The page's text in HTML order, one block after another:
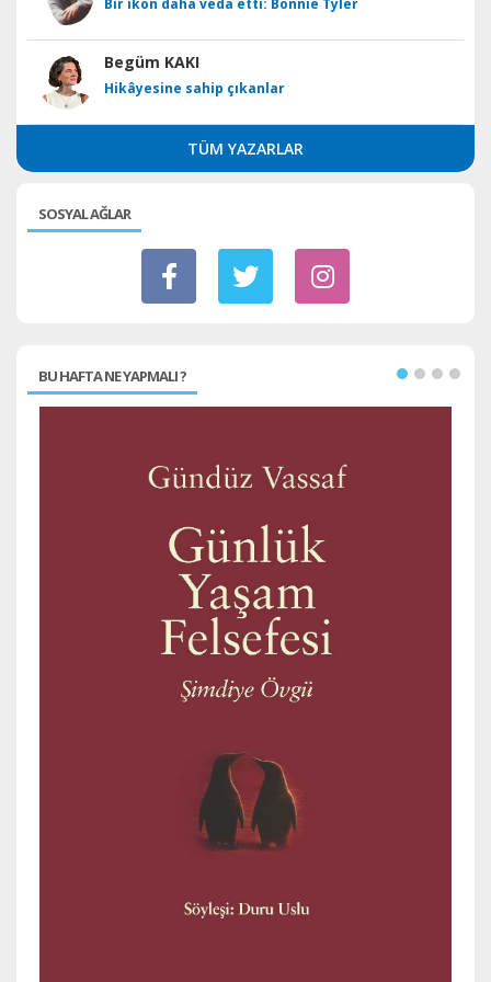
Bir ikon daha veda etti: Bonnie Tyler
Begüm KAKI
Hikâyesine sahip çıkanlar
TÜM YAZARLAR
SOSYAL AĞLAR
BU HAFTA NE YAPMALI ?